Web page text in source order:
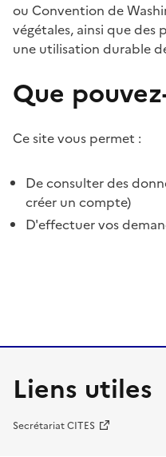
ou Convention de
végétales, ainsi que des
une utilisation durable
Que
Ce site vous permet :
De consulter des
créer un compte)
D'effectuer vos
Liens utiles
Secrétariat CITES